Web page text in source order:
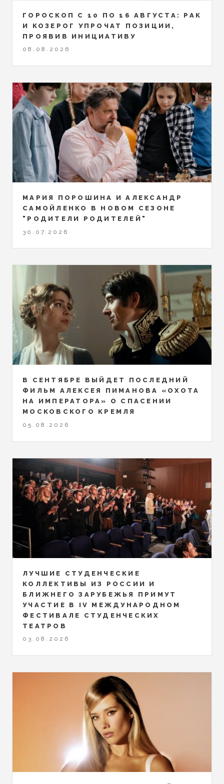
ГОРОСКОП С 10 ПО 16 АВГУСТА: РАК
И КОЗЕРОГ УПРОЧАТ ПОЗИЦИИ,
ПРОЯВИВ ИНИЦИАТИВУ
08.08.2026
МАРИЯ ПОРОШИНА И АЛЕКСАНДР
САМОЙЛЕНКО В НОВОМ СЕЗОНЕ
"РОДИТЕЛИ РОДИТЕЛЕЙ"
30.07.2026
В СЕНТЯБРЕ ВЫЙДЕТ ПОСЛЕДНИЙ
ФИЛЬМ АЛЕКСЕЯ ПИМАНОВА «ОХОТА
НА ИМПЕРАТОРА» О СПАСЕНИИ
МОСКОВСКОГО КРЕМЛЯ
05.08.2026
ЛУЧШИЕ СТУДЕНЧЕСКИЕ
КОЛЛЕКТИВЫ ИЗ РОССИИ И
БЛИЖНЕГО ЗАРУБЕЖЬЯ ПРИМУТ
УЧАСТИЕ В IV МЕЖДУНАРОДНОМ
ФЕСТИВАЛЕ СТУДЕНЧЕСКИХ
ТЕАТРОВ
03.08.2026